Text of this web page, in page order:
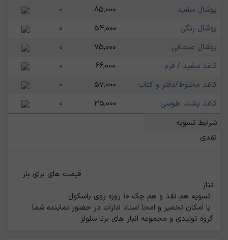
پوشال سفید
85,000
0
پوشال رنگی
54,000
0
پوشال صحافی
75,000
0
کاغذ سفید / فرم
66,000
0
کاغذ مخلوط/دفتر و کتاب
57,000
0
کاغذ پشت طوسی
35,000
0
شرایط تسویه
نقدی
گروه تولیدی و مجموعه انبار های برنا سلولز